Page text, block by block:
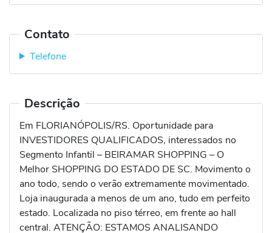
Contato
Telefone
Descrição
Em FLORIANÓPOLIS/RS. Oportunidade para
INVESTIDORES QUALIFICADOS, interessados no
Segmento Infantil – BEIRAMAR SHOPPING – O
Melhor SHOPPING DO ESTADO DE SC. Movimento o
ano todo, sendo o verão extremamente movimentado.
Loja inaugurada a menos de um ano, tudo em perfeito
estado. Localizada no piso térreo, em frente ao hall
central. ATENÇÃO: ESTAMOS ANALISANDO